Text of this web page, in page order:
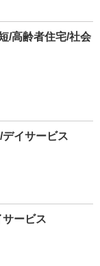
/高齢者住宅/社会
デイサービス
サービス